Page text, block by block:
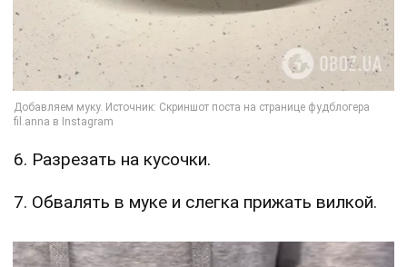
6. Разрезать на кусочки.
7. Обвалять в муке и слегка прижать вилкой.